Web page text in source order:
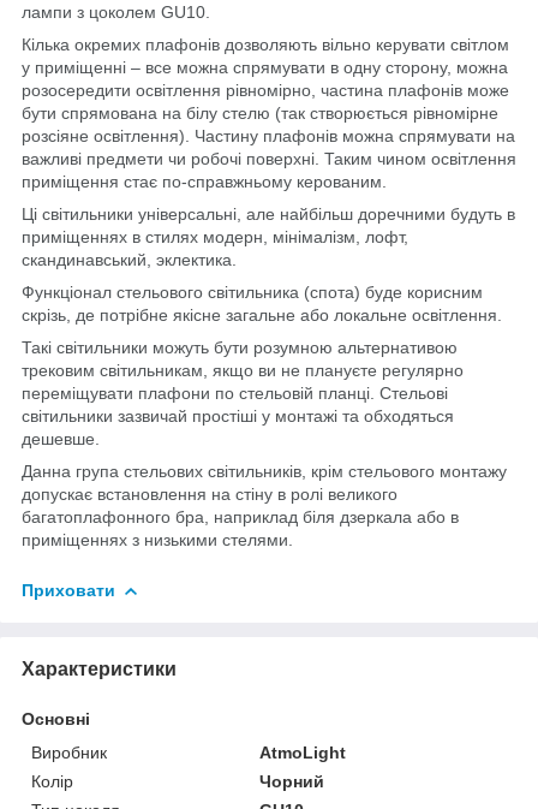
лампи з цоколем GU10.
Кілька окремих плафонів дозволяють вільно керувати світлом
у приміщенні – все можна спрямувати в одну сторону, можна
розосередити освітлення рівномірно, частина плафонів може
бути спрямована на білу стелю (так створюється рівномірне
розсіяне освітлення). Частину плафонів можна спрямувати на
важливі предмети чи робочі поверхні. Таким чином освітлення
приміщення стає по-справжньому керованим.
Ці світильники універсальні, але найбільш доречними будуть в
приміщеннях в стилях модерн, мінімалізм, лофт,
скандинавський, эклектика
Функціонал стельового світильника (спота) буде корисним
скрізь, де потрібне якісне загальне або локальне освітлення.
Такі світильники можуть бути розумною альтернативою
трековим світильникам, якщо ви не плануєте регулярно
переміщувати плафони по стельовій планці. Стельові
світильники зазвичай простіші у монтажі та обходяться
дешевше.
Данна група стельових світильників, крім стельового монтажу
допускає встановлення на стіну в ролі великого
багатоплафонного бра, наприклад біля дзеркала або в
приміщеннях з низькими стелями.
Приховати
Характеристики
Основні
Виробник
AtmoLight
Колір
Чорний